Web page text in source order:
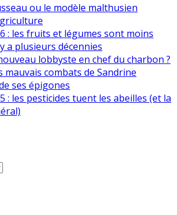
ou le modèle malthusien
: les fruits et légumes sont moins
a plusieurs décennies
lobbyste en chef du charbon ?
mauvais combats de Sandrine
ses épigones
: les pesticides tuent les abeilles (et la